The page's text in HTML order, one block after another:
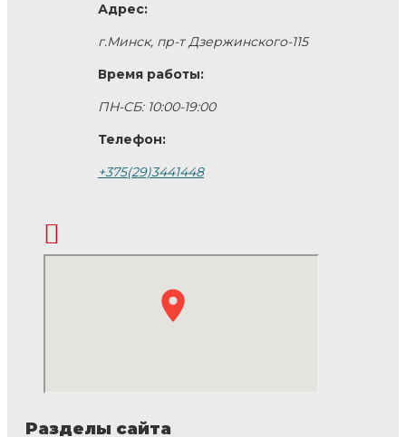
Адрес:
г.Минск, пр-т Дзержинского-115
Время работы:
ПН-СБ: 10:00-19:00
Телефон:
+375(29)3441448
Разделы сайта